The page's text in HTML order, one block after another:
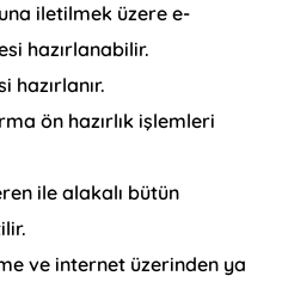
iletilmek üzere e-
hazırlanabilir.
hazırlanır.
ön hazırlık işlemleri
ile alakalı bütün
ve internet üzerinden ya